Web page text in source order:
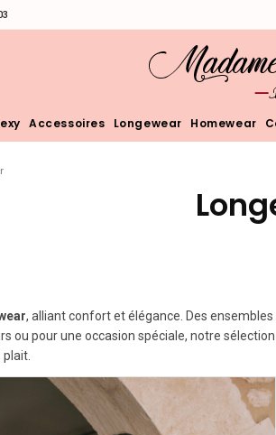
Accessoires Longewear Homewear
, alliant confort et élégance. Des
ou pour une occasion spéciale, notre
plait.